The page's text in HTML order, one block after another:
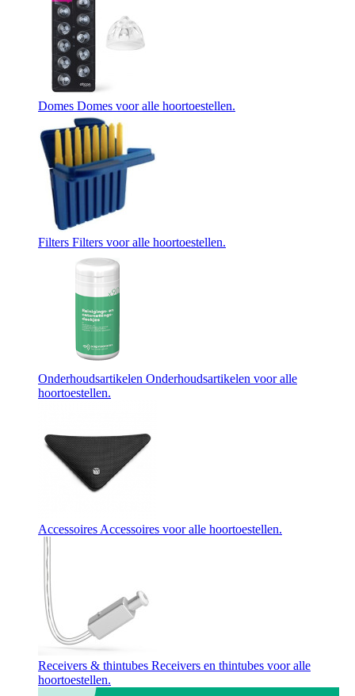
Domes Domes voor alle hoortoestellen.
Filters Filters voor alle hoortoestellen.
Onderhoudsartikelen Onderhoudsartikelen voor alle
hoortoestellen.
AccessoiresAccessoires voor alle hoortoestellen.
Receivers & thintubes Receivers en thintubes voor alle
hoortoestellen.